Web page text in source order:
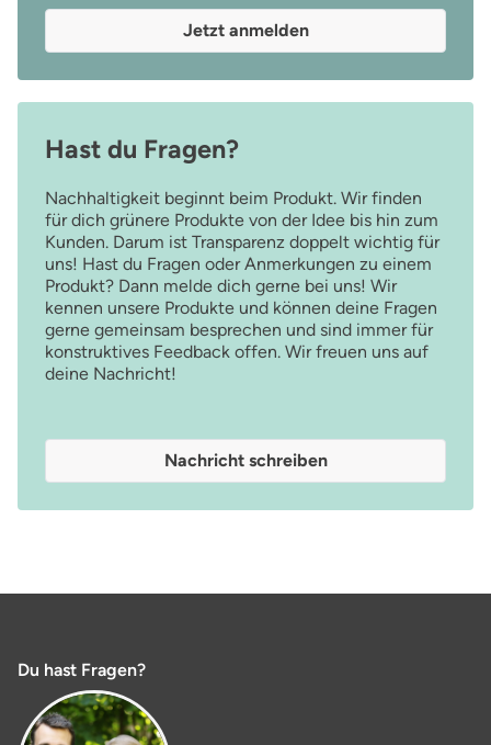
Jetzt anmelden
Hast du Fragen?
Nachhaltigkeit beginnt beim Produkt. Wir finden
für dich grünere Produkte von der Idee bis hin zum
Kunden. Darum ist Transparenz doppelt wichtig für
uns! Hast du Fragen oder Anmerkungen zu einem
Produkt? Dann melde dich gerne bei uns! Wir
kennen unsere Produkte und können deine Fragen
gerne gemeinsam besprechen und sind immer für
konstruktives Feedback offen. Wir freuen uns auf
deine Nachricht!
Nachricht schreiben
Du hast Fragen?